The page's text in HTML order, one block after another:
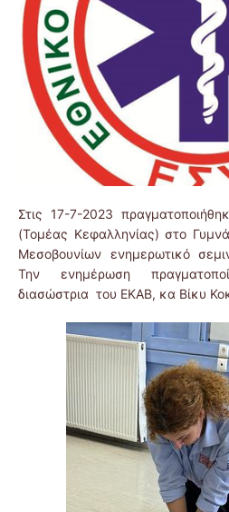
Στις 17-7-2023
(Τομέας Κεφαλληνίας) στο
Μεσοβουνίων ενημερωτικό
Την ενημέρωση
διασώστρια του ΕΚΑΒ, κα Βίκυ